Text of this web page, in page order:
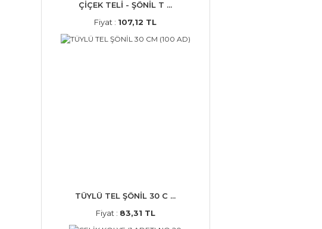
ÇİÇEK TELİ - ŞÖNİL T ...
Fiyat : 107,12 TL
TÜYLÜ TEL ŞÖNİL 30 C ...
Fiyat : 83,31 TL